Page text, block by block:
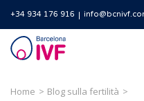
+34 934 176 916
Barcelona
IVF
Home
Blog sulla fertilità